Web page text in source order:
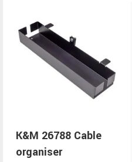
K&M 26788 Cable
organiser